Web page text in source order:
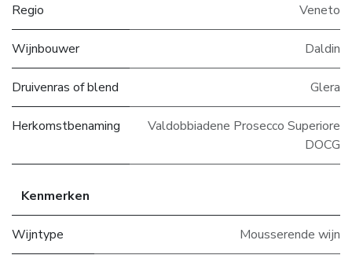
Regio Veneto
Wijnbouwer Daldin
Druivenras of blend Glera
Herkomstbenaming
Valdobbiadene Prosecco Superiore
DOCG
Kenmerken
Wijntype Mousserende wijn